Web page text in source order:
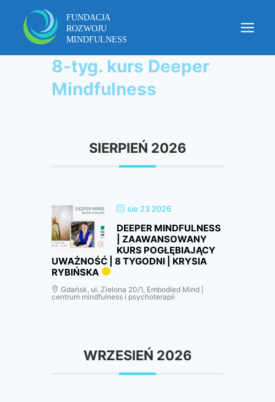
8-tyg. kurs Deeper
Mindfulness
SIERPIEŃ 2026
sie 23 2026
DEEPER MINDFULNESS
| ZAAWANSOWANY
KURS POGŁĘBIAJĄCY
UWAŻNOŚĆ | 8 TYGODNI | KRYSIA
RYBIŃSKA
Gdańsk, ul. Zielona 20/1, Embodied Mind |
centrum mindfulness i psychoterapii
WRZESIEŃ 2026